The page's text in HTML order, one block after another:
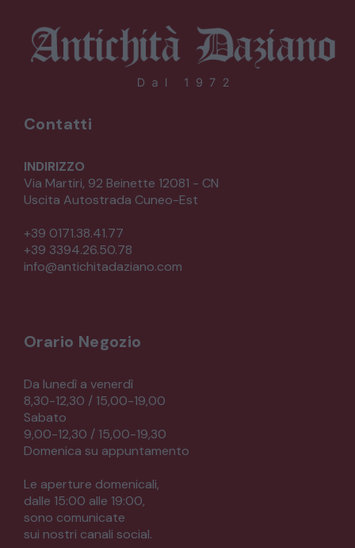
Contatti
INDIRIZZO
Via Martiri, 92 Beinette 12081 - CN
Uscita Autostrada Cuneo-Est
+39 0171.38.41.77
+39 3394.26.50.78
info@antichitadaziano.com
Orario Negozio
Da lunedì a venerdì
8,30-12,30 / 15,00-19,00
Sabato
9,00-12,30 / 15,00-19,30
Domenica su appuntamento
Le aperture domenicali,
dalle 15:00 alle 19:00,
sono comunicate
sui nostri canali social.